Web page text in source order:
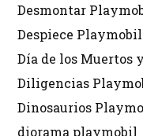
Desmontar
Despiece Playmobil
Día de los Muertos
Diligencias
Dinosaurios
diorama playmobil